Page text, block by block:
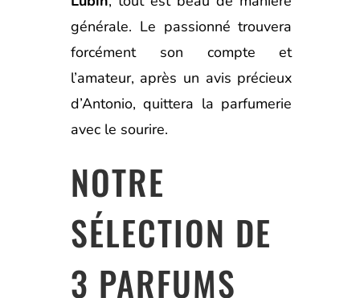
générale. Le passionné trouvera
forcément son compte et
l’amateur, après un avis précieux
d’Antonio, quittera la parfumerie
avec le sourire.
NOTRE
SÉLECTION DE
3 PARFUMS